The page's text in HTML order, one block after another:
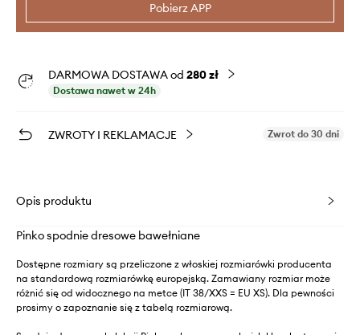
Pobierz APP
DARMOWA DOSTAWA od 280 zł
Dostawa nawet w 24h
ZWROTY I REKLAMACJE Zwrot do 30 dni
Opis produktu
Pinko spodnie dresowe bawełniane
Dostępne rozmiary są przeliczone z włoskiej rozmiarówki producenta
na standardową rozmiarówkę europejską. Zamawiany rozmiar może
różnić się od widocznego na metce (IT 38/XXS = EU XS). Dla pewności
prosimy o zapoznanie się z tabelą rozmiarową.